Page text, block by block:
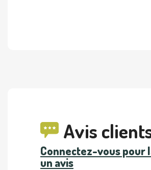
Avis
Connectez-vous pour
un avis